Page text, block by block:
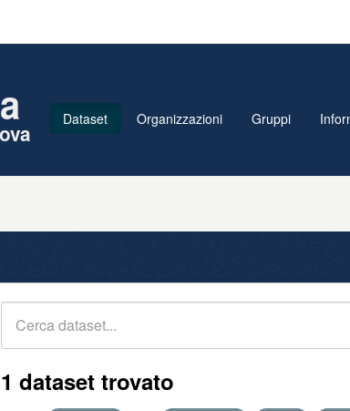
Dataset Organizzazioni Gruppi
1 dataset trovato